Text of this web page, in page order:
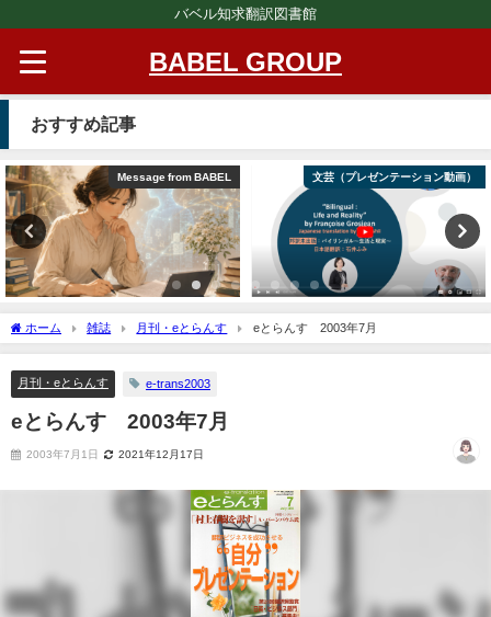
バベル知求翻訳図書館
BABEL GROUP
おすすめ記事
Message from BABEL 文芸（プレゼンテーション動画）
ホーム 雑誌 月刊・eとらんす eとらんす 2003年7月
月刊・eとらんす e-trans2003
eとらんす 2003年7月
2003年7月1日 2021年12月17日